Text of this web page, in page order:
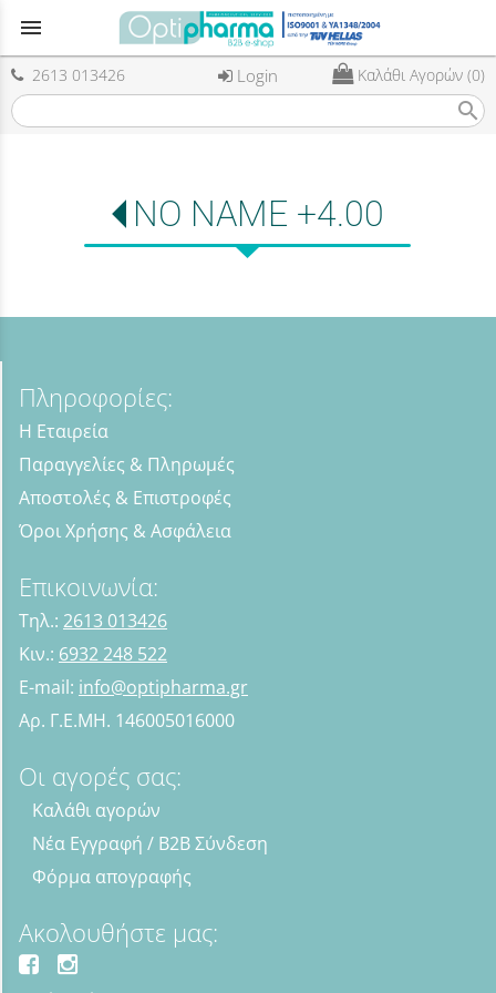
menu
2613 013426 Login Καλάθι Αγορών (0)
search
NO NAME +4.00
Πληροφορίες:
Η Εταιρεία
Παραγγελίες & Πληρωμές
Αποστολές & Επιστροφές
Όροι Χρήσης & Ασφάλεια
Επικοινωνία:
Τηλ.: 2613 013426
Κιν.: 6932 248 522
E-mail: info@optipharma.gr
Αρ. Γ.Ε.ΜΗ. 146005016000
Οι αγορές σας:
Καλάθι αγορών
Νέα Εγγραφή / B2B Σύνδεση
Φόρμα απογραφής
Ακολουθήστε μας: